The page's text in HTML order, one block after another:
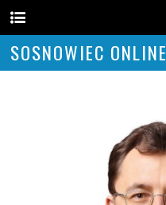
SOSNOWIEC ONLINE